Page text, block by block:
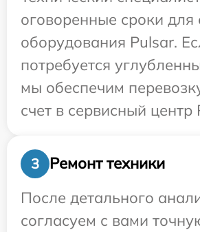
оговоренные сроки для
оборудования Pulsar.
потребуется
мы обеспечим
счет в сервисный центр
3
Ремонт техники
После детального
согласуем с вами